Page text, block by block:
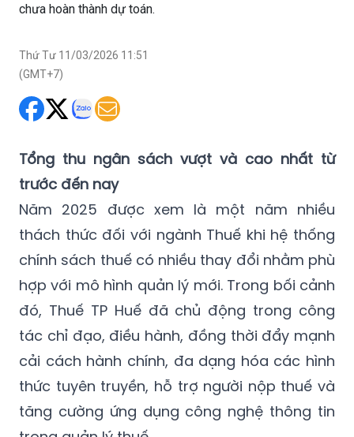
chưa hoàn thành dự toán.
Thứ Tư 11/03/2026 11:51
(GMT+7)
Tổng thu ngân sách vượt và cao nhất từ
trước đến nay
Năm 2025 được xem là một năm nhiều
thách thức đối với ngành Thuế khi hệ thống
chính sách thuế có nhiều thay đổi nhằm phù
hợp với mô hình quản lý mới. Trong bối cảnh
đó, Thuế TP Huế đã chủ động trong công
tác chỉ đạo, điều hành, đồng thời đẩy mạnh
cải cách hành chính, đa dạng hóa các hình
thức tuyên truyền, hỗ trợ người nộp thuế và
tăng cường ứng dụng công nghệ thông tin